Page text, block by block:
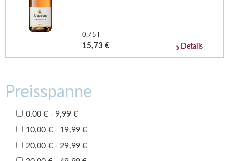
0,75 l
15,73 € Details
Preisspanne
0,00 € - 9,99 €
10,00 € - 19,99 €
20,00 € - 29,99 €